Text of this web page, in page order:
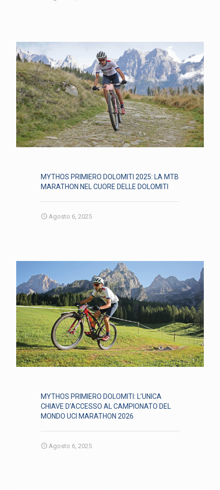
MYTHOS PRIMIERO DOLOMITI 2025: LA MTB
MARATHON NEL CUORE DELLE DOLOMITI
Agosto 6, 2025
MYTHOS PRIMIERO DOLOMITI: L’UNICA
CHIAVE D’ACCESSO AL CAMPIONATO DEL
MONDO UCI MARATHON 2026
Agosto 6, 2025